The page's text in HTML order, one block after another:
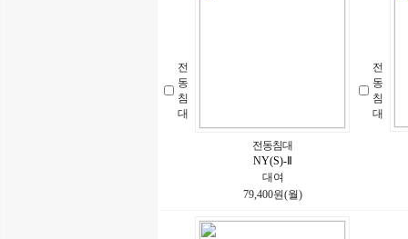
전
동
침
대
전동침대
NY(S)-Ⅱ
대여
79,400원(월)
전
동
침
대